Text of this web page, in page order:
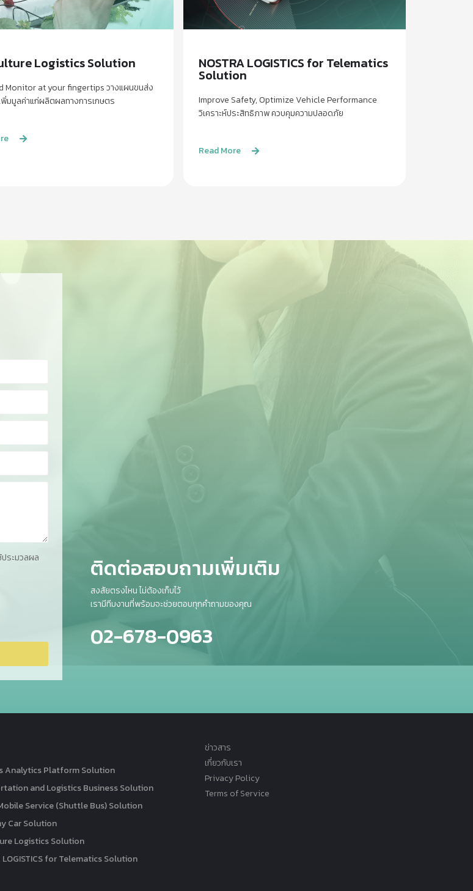
Logistics Solution
Monitor at your fingertips วางแผนขนส่ง
พิ่มมูลค่าแก่ผลิตผลทางการเกษตร
NOSTRA LOGISTICS for Telematics
Solution
Improve Safety, Optimize Vehicle Performance
วิเคราะห์ประสิทธิภาพ ควบคุมความปลอดภัย
Read More
ประมวลผล
ติดต่อสอบถามเพิ่มเติม
สงสัยตรงไหน ไม่ต้องเก็บไว้
เรามีทีมงานที่พร้อมจะช่วยตอบทุกคำถามของคุณ
02-678-0963
Analytics Platform Solution
and Logistics Business Solution
Service (Shuttle Bus) Solution
Car Solution
Logistics Solution
LOGISTICS for Telematics Solution
ข่าวสาร
เกี่ยวกับเรา
Privacy Policy
Terms of Service